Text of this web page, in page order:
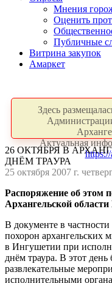
Мнения
Оценить
Публичные
Витрина закупок
Амаркет
Здесь
Актуальная
26 ОКТЯБРЯ В
ДНЁМ ТРАУРА
25 октября 2007 г.
Распоряжение об этом
Архангельской
В документе в частности
похорон архангельских
в Ингушетии при
днём траура. В этот
развлекательные
исполнительными